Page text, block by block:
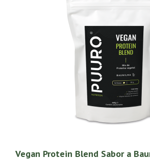
Vegan Protein Blend Sabor a